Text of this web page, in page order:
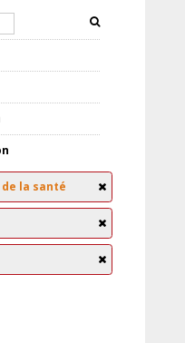
la santé